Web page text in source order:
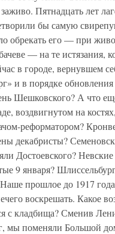
Пятнадцать лет
бы самую
обрекать его — при
— на те истязания,
в городе, вернувшем
и в порядке обновления
Шешковского? А что
воздвигнутом на
реформатором?
декабристы?
Достоевского?
9 января?
Наше прошлое до 1917
воскрешать. Какое
с кладбища? Сменив
мы поменяли Большой